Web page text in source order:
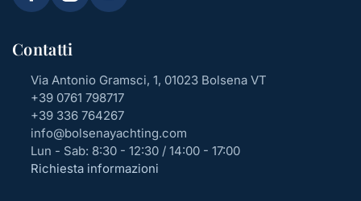
Contatti
Via Antonio Gramsci, 1, 01023 Bolsena VT
+39 0761 798717
+39 336 764267
info@bolsenayachting.com
Lun - Sab: 8:30 - 12:30 / 14:00 - 17:00
Richiesta informazioni